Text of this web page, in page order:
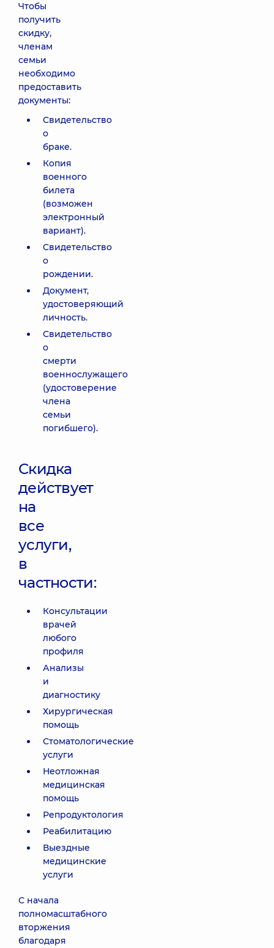
Чтобы
получить
скидку,
членам
семьи
необходимо
предоставить
документы:
Свидетельство
о
браке.
Копия
военного
билета
(возможен
электронный
вариант).
Свидетельство
о
рождении.
Документ,
удостоверяющий
личность.
Свидетельство
о
смерти
военнослужащего
(удостоверение
члена
семьи
погибшего).
Скидка
действует
на
все
услуги,
в
частности:
Консультации
врачей
любого
профиля
Анализы
и
диагностику
Хирургическая
помощь
Стоматологические
услуги
Неотложная
медицинская
помощь
Репродуктология
Реабилитацию
Выездные
медицинские
услуги
С начала
полномасштабного
вторжения
благодаря